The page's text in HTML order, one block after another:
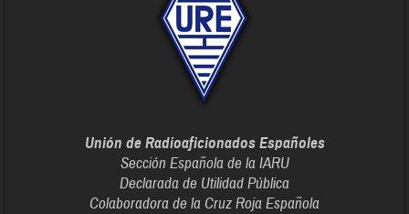
Unión de Radioaficionados Españoles
Sección Española de la IARU
Declarada de Utilidad Pública
Colaboradora de la Cruz Roja Española